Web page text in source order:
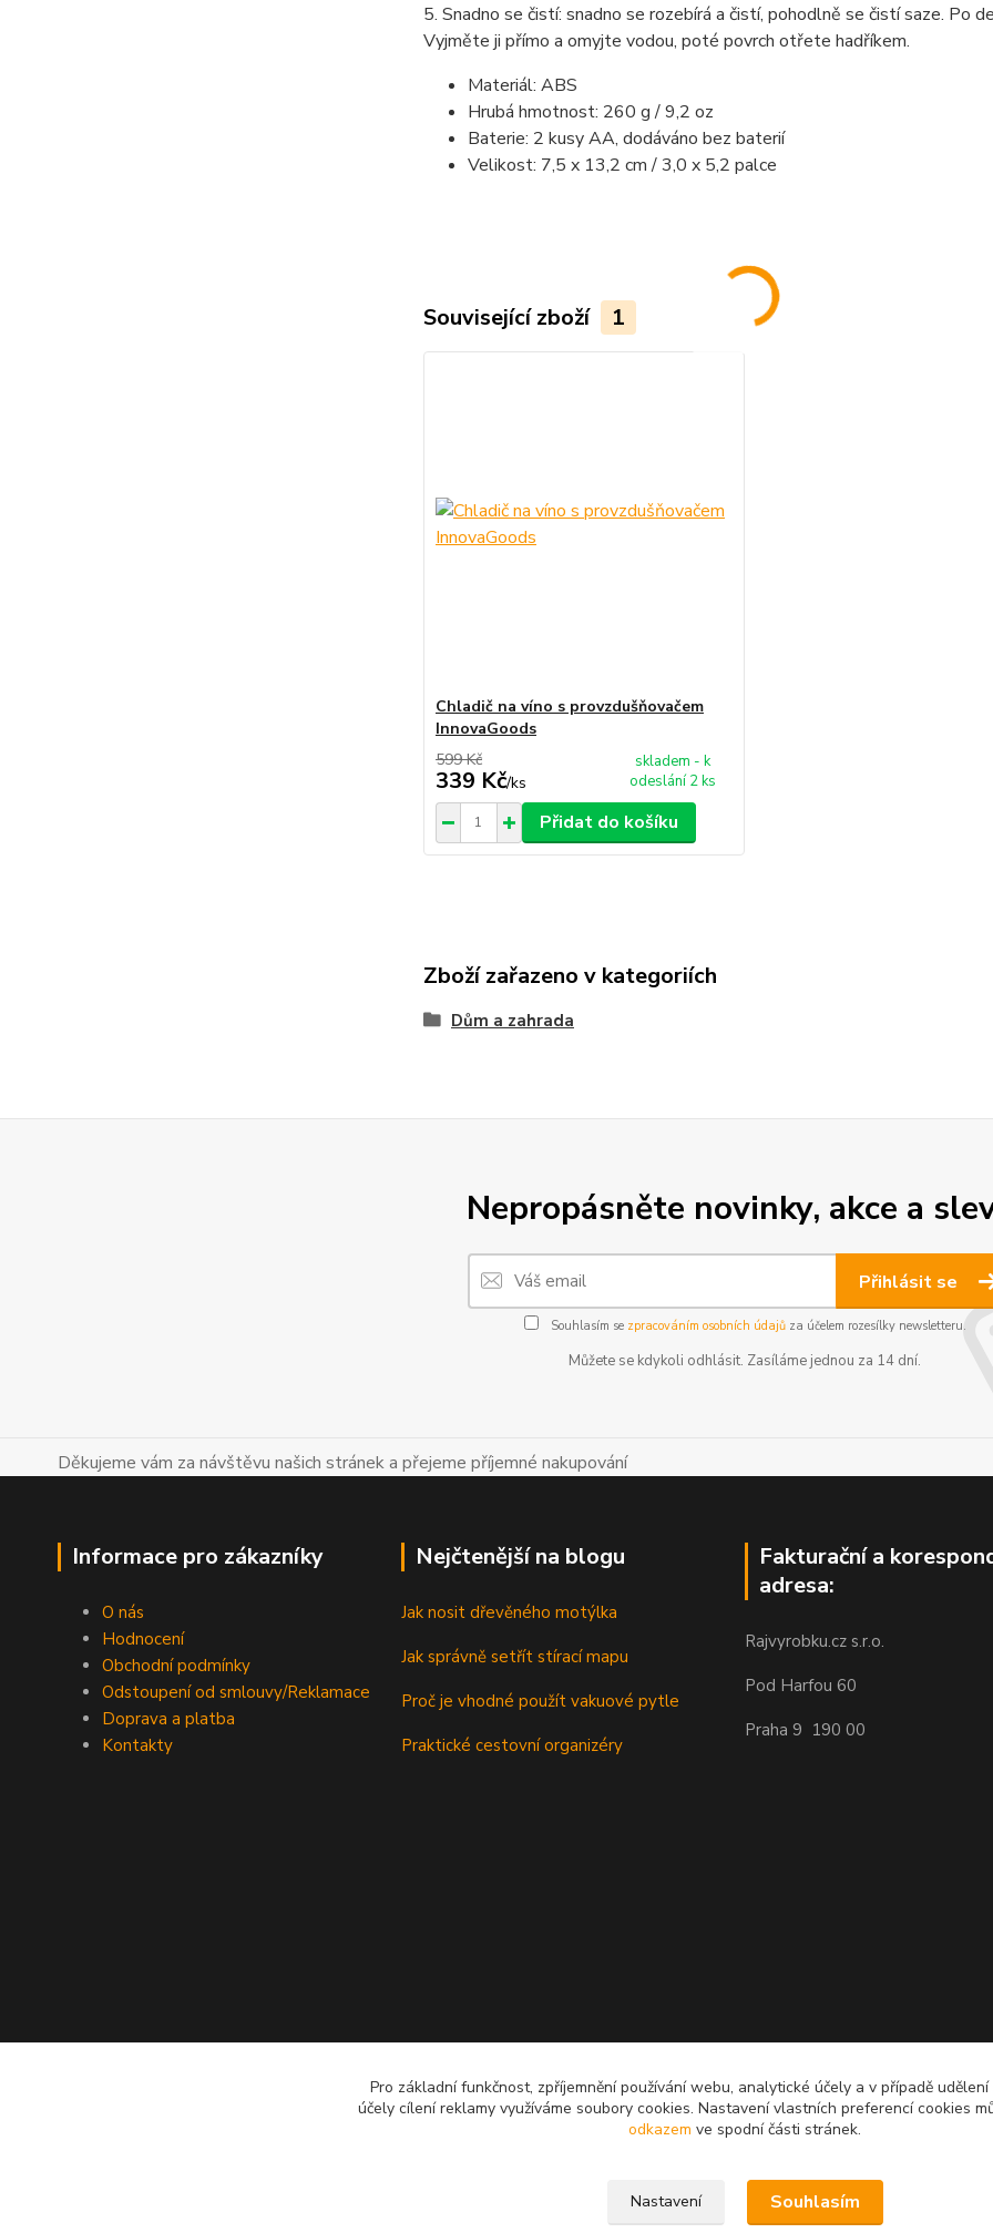
5. Snadno se čistí: snadno se rozebírá a čistí, pohodlně se čistí saze. Po
Vyjměte ji přímo a omyjte vodou, poté povrch otřete hadříkem.
Materiál: ABS
Hrubá hmotnost: 260 g / 9,2 oz
Baterie: 2 kusy AA, dodáváno bez baterií
Velikost: 7,5 x 13,2 cm / 3,0 x 5,2 palce
Související zboží 1
Chladič na víno s provzdušňovačem
InnovaGoods
599 Kč
339 Kč/ks
skladem - k
odeslání 2 ks
Přidat do košíku
Zboží zařazeno v kategoriích
Dům a zahrada
Nepropásněte novinky, akce a
Přihlásit se
Souhlasím se zpracováním osobních údajůza účelem rozesílky newsletteru.
Můžete se kdykoli odhlásit. Zasíláme jednou za 14 dní.
Děkujeme vám za návštěvu našich stránek a přejeme příjemné nakupování
Informace pro zákazníky
O nás
Hodnocení
Obchodní podmínky
Odstoupení od smlouvy/Reklamace
Doprava a platba
Kontakty
Nejčtenější na blogu
Jak nosit dřevěného motýlka
Jak správně setřít stírací mapu
Proč je vhodné použít vakuové pytle
Praktické cestovní organizéry
Fakturační a
adresa:
Rajvyrobku.cz s.r.o.
Pod Harfou 60
Praha 9 190 00
Pro základní funkčnost, zpříjemnění používání webu, analytické účely a v případě
účely cílení reklamy využíváme soubory cookies. Nastavení vlastních preferencí cookies
odkazem ve spodní části stránek.
Nastavení Souhlasím